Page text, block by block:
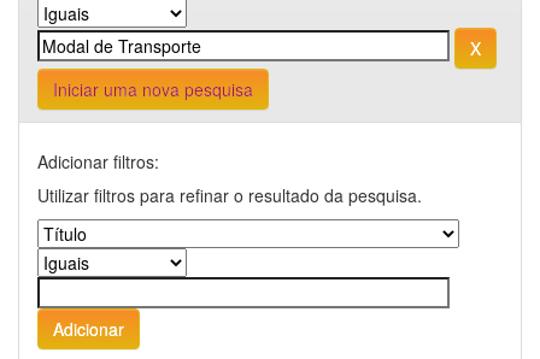
Iniciar uma nova pesquisa
Adicionar filtros:
Utilizar filtros para refinar o resultado da pesquisa.